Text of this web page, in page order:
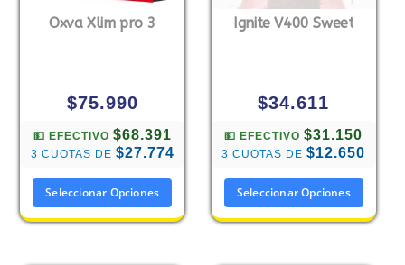
Oxva Xlim pro 3
$75.990
💵 EFECTIVO $68.391
3 CUOTAS DE $27.774
Seleccionar Opciones
Ignite V400 Sweet
$34.611
💵 EFECTIVO$31.150
3 CUOTAS DE$12.650
Seleccionar Opciones